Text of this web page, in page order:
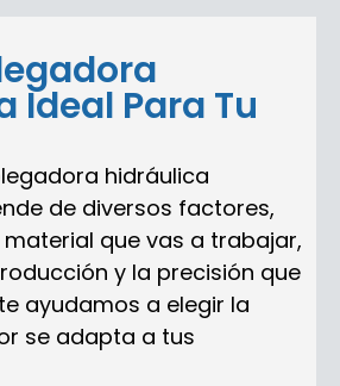
Ideal Para Tu
hidráulica
de diversos factores,
que vas a trabajar,
y la precisión que
ayudamos a elegir la
se adapta a tus